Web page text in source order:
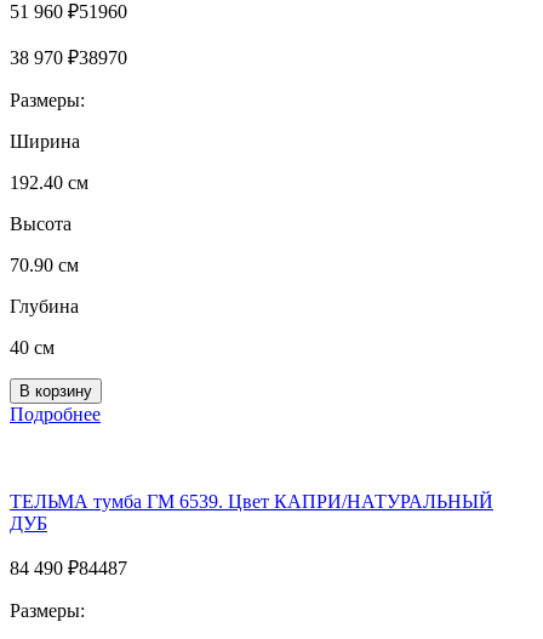
51 960 ₽51960
38 970 ₽38970
Размеры:
Ширина
192.40 см
Высота
70.90 см
Глубина
40 см
Подробнее
ТЕЛЬМА тумба ГМ 6539. Цвет КАПРИ/НАТУРАЛЬНЫЙ
ДУБ
84 490 ₽84487
Размеры: